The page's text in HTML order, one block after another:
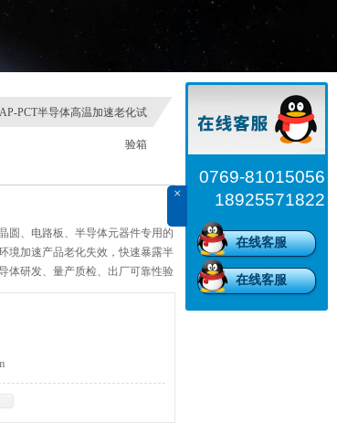
PCT半导体高温加速老化试
验箱
圆、电路板、半导体元器件专用的
境加速产品老化失效，快速暴露半
体研发、量产质检、出厂可靠性验
0769-81015056
18925571822
在线客服
在线客服
×